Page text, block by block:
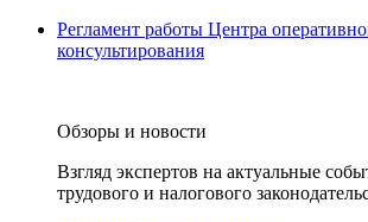
Регламент работы Центра
консультирования
Обзоры и новости
Взгляд экспертов на актуальные
трудового и налогового